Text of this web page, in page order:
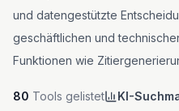
und datengestützte
geschäftlichen und
Funktionen wie
80 Tools gelistet KI-